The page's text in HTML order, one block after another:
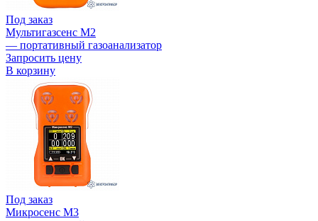
Под заказ
Мультигазсенс М2
— портативный газоанализатор
Запросить цену
В корзину
Под заказ
Микросенс М3